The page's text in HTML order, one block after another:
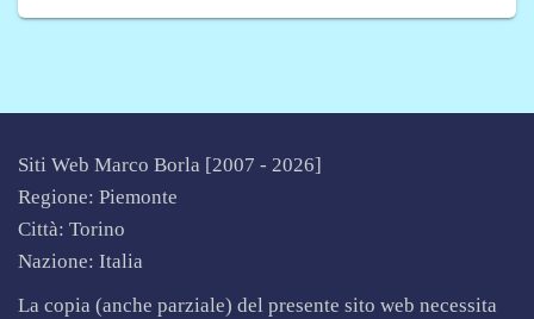
Siti Web Marco Borla [2007 - 2026]
Regione: Piemonte
Città: Torino
Nazione: Italia
La copia (anche parziale) del presente sito web necessita